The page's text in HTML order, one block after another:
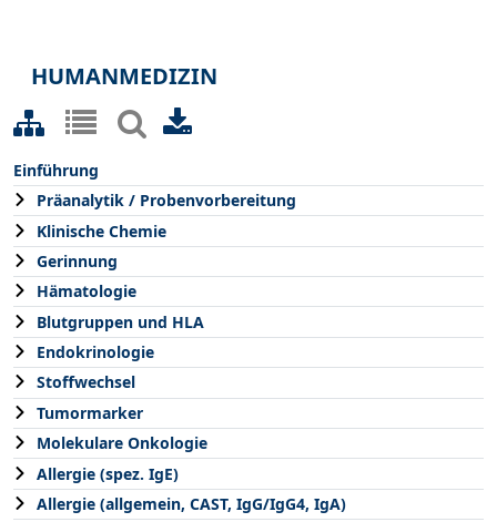
HUMANMEDIZIN
Einführung
Präanalytik / Probenvorbereitung
Klinische Chemie
Gerinnung
Hämatologie
Blutgruppen und HLA
Endokrinologie
Stoffwechsel
Tumormarker
Molekulare Onkologie
Allergie (spez. IgE)
Allergie (allgemein, CAST, IgG/IgG4, IgA)